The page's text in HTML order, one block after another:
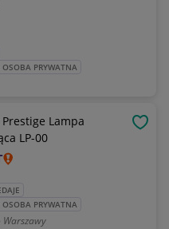
OSOBA PRYWATNA
Prestige Lampa
LP-00
OSOBA PRYWATNA
Warszawy